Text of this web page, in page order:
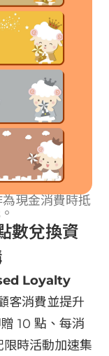
現金消費時抵
數兌換資
Loyalty
客消費並提升
10 點、每消
時活動加速集